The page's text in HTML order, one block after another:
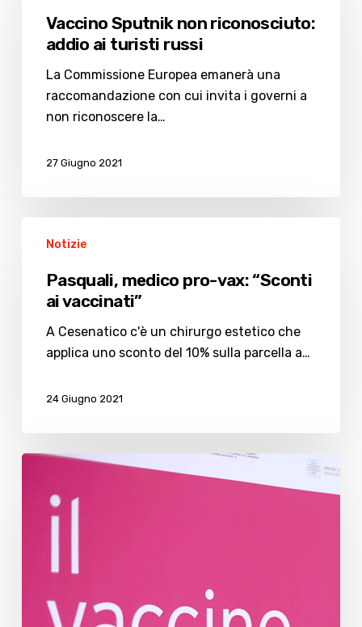
riconosciuto:
addio
turisti
russi
Vaccino Sputnik non riconosciuto:
addio ai turisti russi
La Commissione Europea emanerà una
raccomandazione con cui invita i governi a
non riconoscere la…
27 Giugno 2021
medico
“Sconti
vaccinati”
Notizie
Pasquali, medico pro-vax: “Sconti
ai vaccinati”
A Cesenatico c'è un chirurgo estetico che
applica uno sconto del 10% sulla parcella a…
24 Giugno 2021
Vaccini,
Romagna
addio
Day”